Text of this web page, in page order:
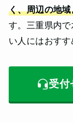
く、周辺の地
す。三重県内
い人にはおすす
受付